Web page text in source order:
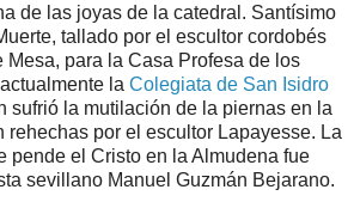
de las joyas de la catedral. Santísimo
tallado por el escultor cordobés
Mesa, para la Casa Profesa de los
la Colegiata de San Isidro
sufrió la mutilación de la piernas en la
rehechas por el escultor Lapayesse. La
pende el Cristo en la Almudena fue
sevillano Manuel Guzmán Bejarano.